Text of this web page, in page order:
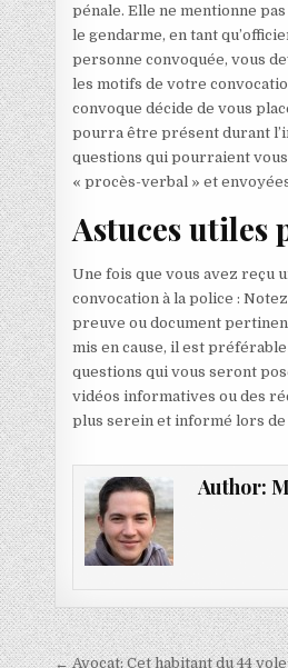
pénale. Elle ne mentionne
le gendarme, en tant
personne convoquée, vous
les motifs de votre
convoque décide de vous
pourra être présent durant
questions qui pourraient
« procès-verbal » et
Astuces utiles
Une fois que vous avez reçu
convocation à la police :
preuve ou document
mis en cause, il est
questions qui vous seront
vidéos informatives ou des
plus serein et informé lors
Author:
← Avocat; Cet habitant du 44